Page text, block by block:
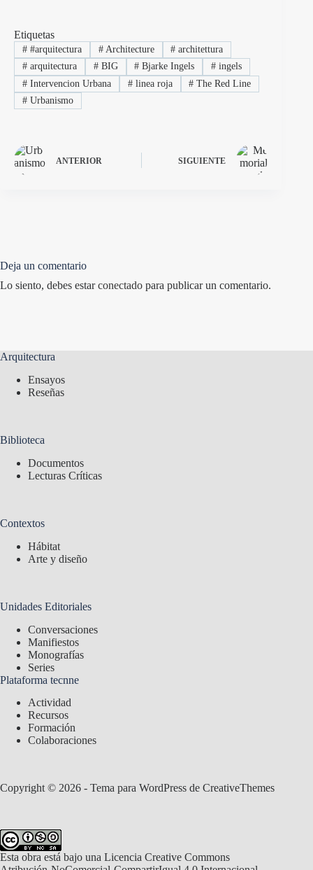
Etiquetas
##arquitectura #Architecture # architettura
#arquitectura #BIG # Bjarke Ingels # ingels
#Intervencion Urbana #linea roja # The Red Line
#Urbanismo
ANTERIOR SIGUIENTE
Deja un comentario
Lo siento, debes estarconectado para publicar un comentario.
Arquitectura
Ensayos
Reseñas
Biblioteca
Documentos
Lecturas Críticas
Contextos
Hábitat
Arte y diseño
Unidades Editoriales
Conversaciones
Manifiestos
Monografías
Series
Plataforma tecnne
Actividad
Recursos
Formación
Colaboraciones
Copyright © 2026 - Tema para WordPress de CreativeThemes
Esta obra está bajo una Licencia Creative Commons